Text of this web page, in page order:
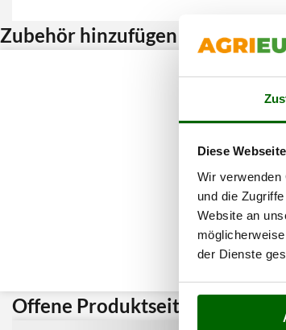
Diese
Wir verwenden
und die
Website an
der Dienste
Zubehör hinzufügen und Rabatt
Offene Produktseite: